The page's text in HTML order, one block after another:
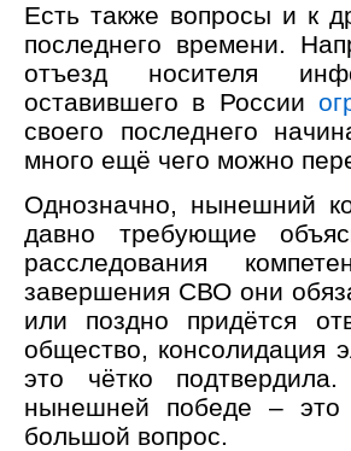
Есть также вопросы и к
последнего времени.
отъезд носителя
оставившего в России
своего последнего
много ещё чего можно
Однозначно, нынешний
давно требующие
расследования
завершения СВО они
или поздно придётся
общество, консолидация
это чётко
нынешней победе – это
большой вопрос.